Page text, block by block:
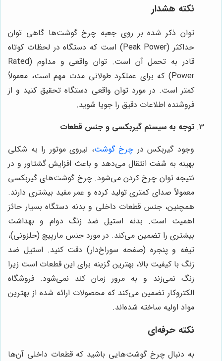
نکته هشدار
توان ذکر شده بر روی جعبه چرخ گوشت‌ها گاهی توان
حداکثر (Peak Power) است که دستگاه در لحظات کوتاه
قادر به تحمل آن است. توان واقعی و مداوم (Rated
Power) که برای عملکرد طولانی مدت مهم است، معمولاً
کمتر است. در مورد توان واقعی دستگاه تحقیق کنید و از
فروشنده اطلاعات دقیق را جویا شوید.
توجه به سیستم گیربکسی و جنس قطعات
وجود گیربکس در چرخ گوشت، نیروی موتور را به شکلی
بهینه به شفت انتقال می‌دهد و باعث افزایش گشتاور و در
نتیجه توان چرخ کردن می‌شود. چرخ گوشت‌های گیربکسی
معمولاً صدای کمتری تولید کرده و عمر مفید بیشتری دارند.
همچنین، جنس قطعات داخلی و بدنه دستگاه بسیار حائز
اهمیت است. بدنه استیل ضد زنگ دوام و بهداشت
بیشتری را تضمین می‌کند. در مورد جنس مارپیچ (حلزونی)،
تیغه و پنجره (صفحه سوراخ‌دار) دقت کنید. استیل ضد
زنگ با کیفیت بالا، بهترین گزینه برای این قطعات است زیرا
زنگ نمی‌زند و به مرور زمان کند نمی‌شود. فروشگاه
الکتروکار تضمین می‌کند که محصولات ارائه شده از بهترین
مواد اولیه ساخته شده‌اند.
نکته حرفه‌ای
به دنبال چرخ گوشت‌هایی باشید که قطعات داخلی آن‌ها